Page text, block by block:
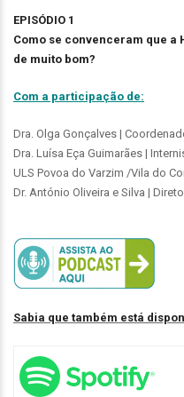
EPISÓDIO 1
Como se convenceram que
de muito bom?
Com a participação de:
Dra. Olga Gonçalves |
Dra. Luísa Eça Guimarães |
ULS Povoa do Varzim /Vila do
Dr. António Oliveira e Silva |
Sabia que também está